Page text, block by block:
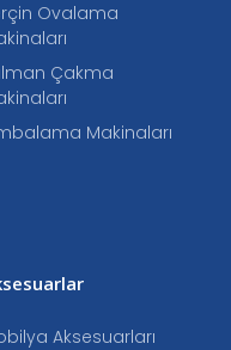
Ovalama
Çakma
Makinaları
Aksesuarları